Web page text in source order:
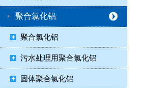
聚合氯化铝
聚合氯化铝
污水处理用聚合氯化铝
固体聚合氯化铝